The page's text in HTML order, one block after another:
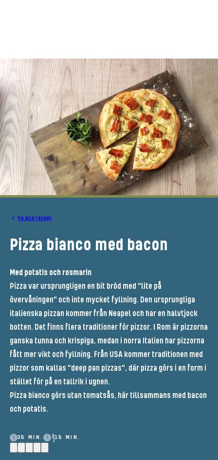
Se alle recept
Pizza bianco med bacon
Med potatis och rosmarin
Pizza var ursprungligen en bit bröd med "lite på
övervåningen" och inte mycket fyllning. Den ursprungliga
italienska pizzan kommer från Neapel och har en halvtjock
botten. Det finns flera traditioner för pizzor. I Rom är pizzorna
ganska tunna och krispiga, medan i norra Italien har pizzorna
fått mer vikt och fyllning. Från USA kommer traditionen med
pizzor som kallas "deep pan pizzas", där pizza görs i en form i
stället för på en tallrik i ugnen.
Pizza bianco görs utan tomatsås, här tillsammans med bacon
och potatis.
35 MIN.
15 MIN.
(1)